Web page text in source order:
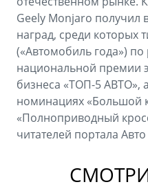
Geely Monjaro получил
наград, среди которых
(«Автомобиль года»)
национальной премии
бизнеса «ТОП-5 АВТО»,
номинациях «Большой
«Полноприводный
читателей портала